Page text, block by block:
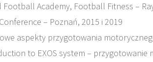
Football Academy, Football Fitness –
– Poznań, 2015 i 2019
aspekty przygotowania
to EXOS system – przygotowanie